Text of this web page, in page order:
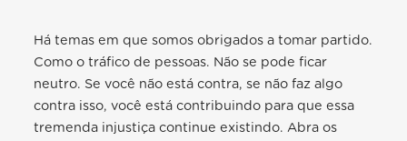
Há temas em que somos obrigados a tomar partido.
Como o tráfico de pessoas. Não se pode ficar
neutro. Se você não está contra, se não faz algo
contra isso, você está contribuindo para que essa
tremenda injustiça continue existindo. Abra os